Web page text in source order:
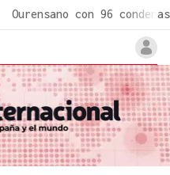
Ourensano con 96 condenas